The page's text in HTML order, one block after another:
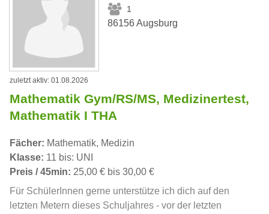
1
86156 Augsburg
zuletzt aktiv: 01.08.2026
Mathematik Gym/RS/MS, Medizinertest,
Mathematik I THA
Fächer: Mathematik, Medizin
Klasse: 11 bis: UNI
Preis / 45min: 25,00 € bis 30,00 €
Für SchülerInnen gerne unterstütze ich dich auf den
letzten Metern dieses Schuljahres - vor der letzten